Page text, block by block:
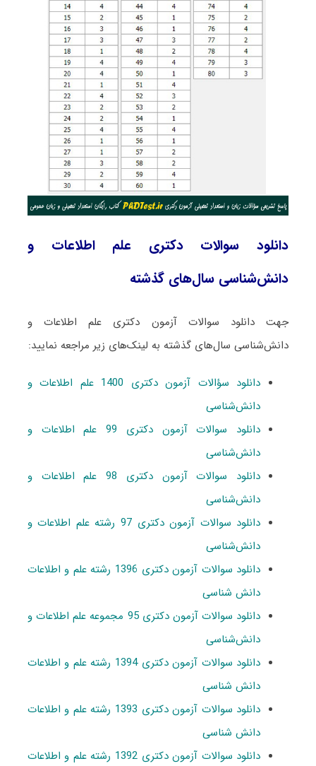
دانلود سوالات دکتری علم اطلاعات و
دانش‌شناسی سال‌های گذشته
جهت دانلود سوالات آزمون دکتری علم اطلاعات و
دانش‌شناسی سال‌های گذشته به لینک‌های زیر مراجعه نمایید:
دانلود سؤالات آزمون دکتری 1400 علم اطلاعات و
دانش‌شناسی
دانلود سوالات آزمون دکتری 99 علم اطلاعات و
دانش‌شناسی
دانلود سوالات آزمون دکتری 98 علم اطلاعات و
دانش‌شناسی
دانلود سوالات آزمون دکتری 97 رشته علم اطلاعات و
دانش‌شناسی
دانلود سوالات آزمون دکتری 1396 رشته علم و اطلاعات
دانش شناسی
دانلود سوالات آزمون دکتری 95 مجموعه علم اطلاعات و
دانش‌شناسی
دانلود سوالات آزمون دکتری 1394 رشته علم و اطلاعات
دانش شناسی
دانلود سوالات آزمون دکتری 1393 رشته علم و اطلاعات
دانش شناسی
دانلود سوالات آزمون دکتری 1392 رشته علم و اطلاعات